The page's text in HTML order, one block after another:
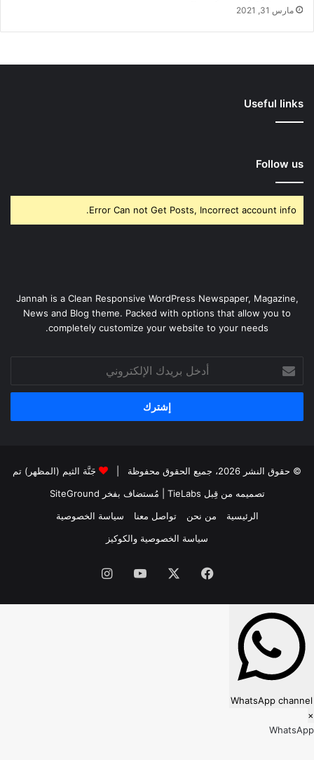
مارس 31, 2021
Useful links
Follow us
Error Can not Get Posts, Incorrect account info.
Jannah is a Clean Responsive WordPress Newspaper, Magazine,
News and Blog theme. Packed with options that allow you to
completely customize your website to your needs.
بريدك
الإلكتروني
© حقوق النشر 2026، جميع الحقوق محفوظة |
جَنَّة الثيم (المظهر) تم
تصميمه من قِبل TieLabs
| مُستضاف بفخر SiteGround
الرئيسية
من نحن تواصل معنا
سياسة الخصوصية
سياسة الخصوصية والكوكيز
فيسبوك ‫YouTubeانستقرام
WhatsApp channel
×
WhatsApp